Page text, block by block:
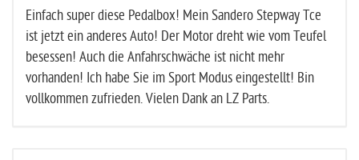
Einfach super diese Pedalbox! Mein Sandero Stepway Tce
ist jetzt ein anderes Auto! Der Motor dreht wie vom Teufel
besessen! Auch die Anfahrschwäche ist nicht mehr
vorhanden! Ich habe Sie im Sport Modus eingestellt! Bin
vollkommen zufrieden. Vielen Dank an LZ Parts.